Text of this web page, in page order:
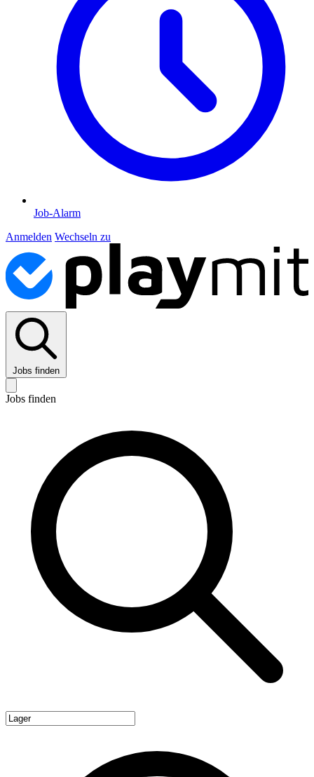
Job-Alarm
Anmelden Wechseln zu
Jobs finden
Jobs finden